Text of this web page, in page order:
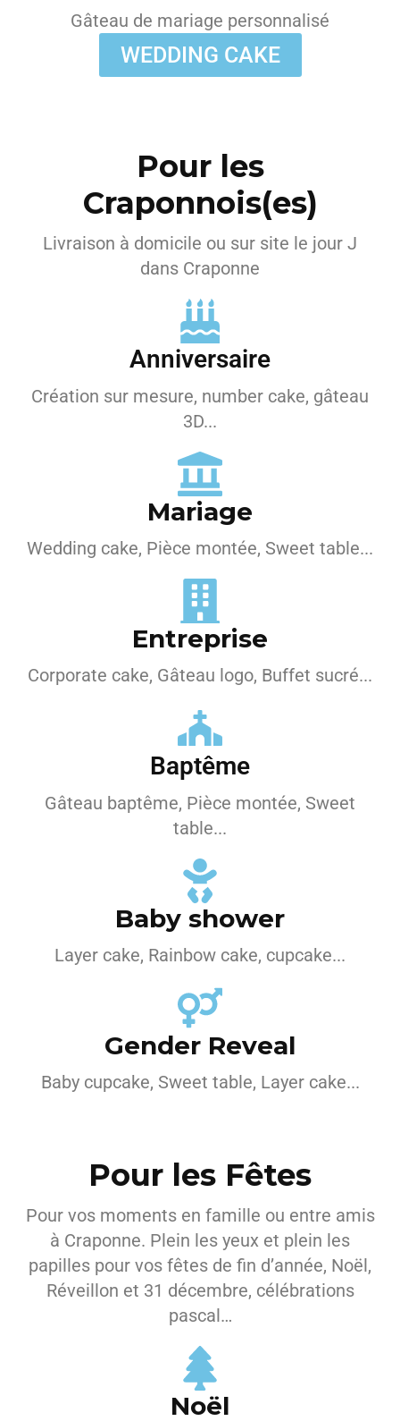
Gâteau de mariage personnalisé
WEDDING CAKE
Pour les
Craponnois(es)
Livraison à domicile ou sur site le jour J
dans Craponne
Anniversaire
Création sur mesure, number cake, gâteau
3D...
Mariage
Wedding cake, Pièce montée, Sweet table...
Entreprise
Corporate cake, Gâteau logo, Buffet sucré...
Baptême
Gâteau baptême, Pièce montée, Sweet
table...
Baby shower
Layer cake, Rainbow cake, cupcake...
Gender Reveal
Baby cupcake, Sweet table, Layer cake...
Pour les Fêtes
Pour vos moments en famille ou entre amis
à Craponne. Plein les yeux et plein les
papilles pour vos fêtes de fin d’année, Noël,
Réveillon et 31 décembre, célébrations
pascal…
Noël